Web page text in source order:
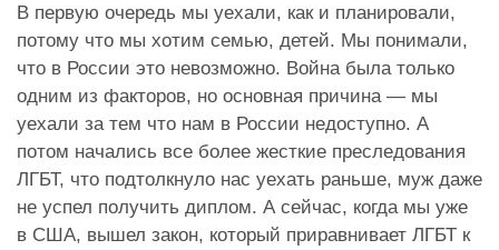
В первую очередь мы уехали, как и планировали,
потому что мы хотим семью, детей. Мы понимали,
что в России это невозможно. Война была только
одним из факторов, но основная причина — мы
уехали за тем что нам в России недоступно. А
потом начались все более жесткие преследования
ЛГБТ, что подтолкнуло нас уехать раньше, муж даже
не успел получить диплом. А сейчас, когда мы уже
в США, вышел закон, который приравнивает ЛГБТ к